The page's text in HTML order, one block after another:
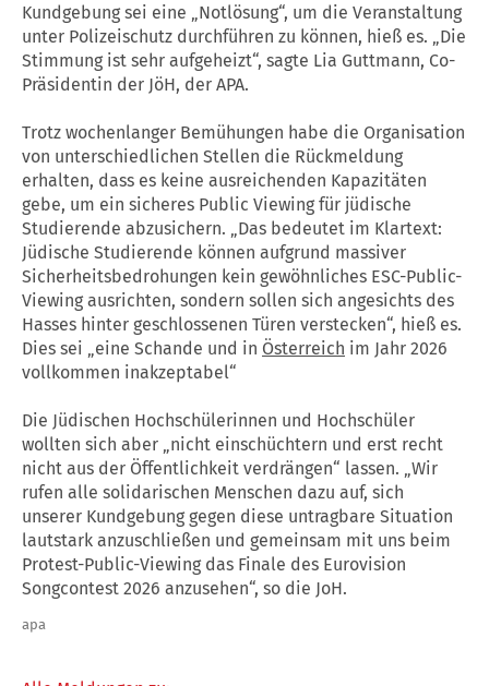
Kundgebung sei eine „Notlösung“, um die Veranstaltung
unter Polizeischutz durchführen zu können, hieß es. „Die
Stimmung ist sehr aufgeheizt“, sagte Lia Guttmann, Co-
Präsidentin der JöH, der APA.
Trotz wochenlanger Bemühungen habe die Organisation
von unterschiedlichen Stellen die Rückmeldung
erhalten, dass es keine ausreichenden Kapazitäten
gebe, um ein sicheres Public Viewing für jüdische
Studierende abzusichern. „Das bedeutet im Klartext:
Jüdische Studierende können aufgrund massiver
Sicherheitsbedrohungen kein gewöhnliches ESC-Public-
Viewing ausrichten, sondern sollen sich angesichts des
Hasses hinter geschlossenen Türen verstecken“, hieß es.
Dies sei „eine Schande und in Österreich im Jahr 2026
vollkommen inakzeptabel“
Die Jüdischen Hochschülerinnen und Hochschüler
wollten sich aber „nicht einschüchtern und erst recht
nicht aus der Öffentlichkeit verdrängen“ lassen. „Wir
rufen alle solidarischen Menschen dazu auf, sich
unserer Kundgebung gegen diese untragbare Situation
lautstark anzuschließen und gemeinsam mit uns beim
Protest-Public-Viewing das Finale des Eurovision
Songcontest 2026 anzusehen“, so die JoH.
apa